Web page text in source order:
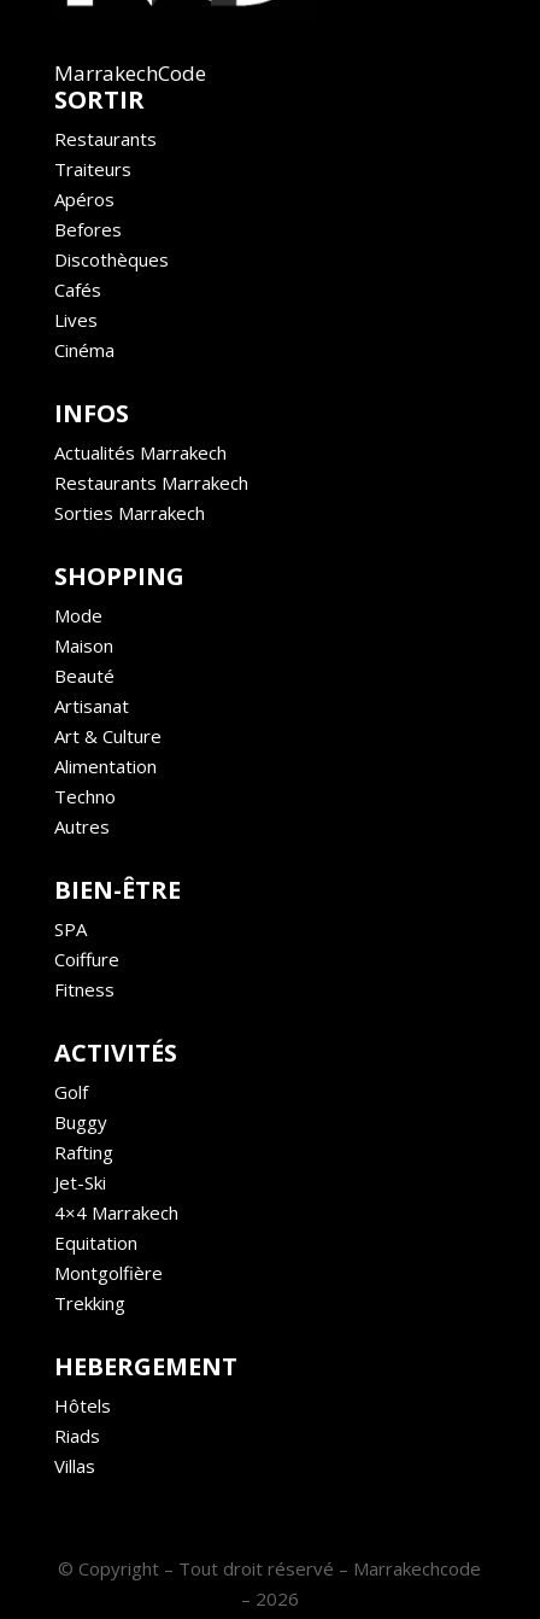
MarrakechCode
SORTIR
Restaurants
Traiteurs
Apéros
Befores
Discothèques
Cafés
Lives
Cinéma
INFOS
Actualités Marrakech
Restaurants Marrakech
Sorties Marrakech
SHOPPING
Mode
Maison
Beauté
Artisanat
Art & Culture
Alimentation
Techno
Autres
BIEN-ÊTRE
SPA
Coiffure
Fitness
ACTIVITÉS
Golf
Buggy
Rafting
Jet-Ski
4×4 Marrakech
Equitation
Montgolfière
Trekking
HEBERGEMENT
Hôtels
Riads
Villas
© Copyright – Tout droit réservé – Marrakechcode
– 2026